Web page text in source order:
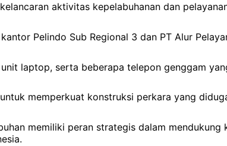
aktivitas kepelabuhanan dan
Pelindo Sub Regional 3 dan PT Alur
laptop, serta beberapa telepon genggam
memperkuat konstruksi perkara yang
memiliki peran strategis dalam mendukung